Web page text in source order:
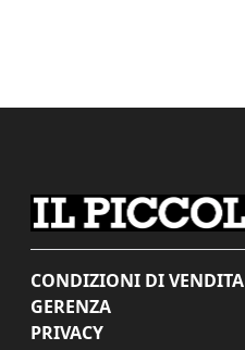
CONDIZIONI DI VENDITA
GERENZA
PRIVACY